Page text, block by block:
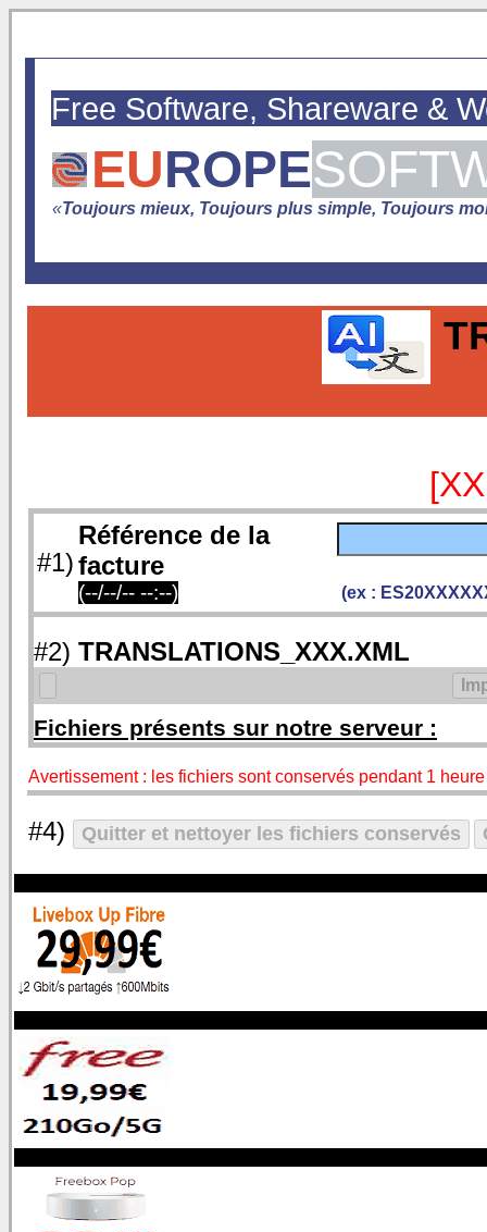
Free Software, Shareware &
EUROPE
«Toujours mieux, Toujours plus simple, Toujours
#1)
Référence de la
facture
(--/--/-- --:--) (ex :
#2) TRANSLATIONS_XXX.XML
Fichiers présents sur notre serveur :
Avertissement : les fichiers sont conservés pendant 1
#4)